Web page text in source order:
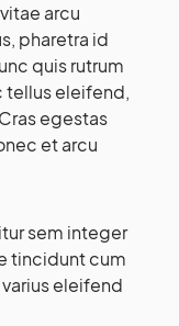
arcu
pharetra id
quis rutrum
tellus eleifend,
egestas
et arcu
sem integer
tincidunt cum
eleifend